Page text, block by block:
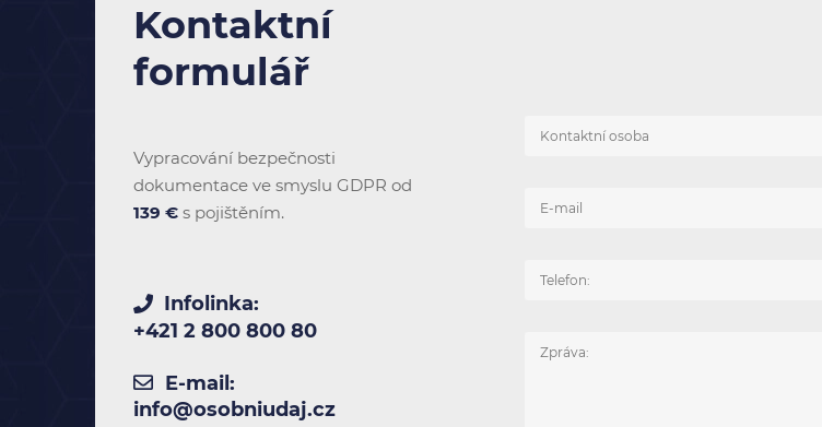
Kontaktní
formulář
Vypracování bezpečnosti
dokumentace ve smyslu GDPR od
139 € s pojištěním.
Infolinka:
+421 2 800 800 80
E-mail:
info@osobniudaj.cz